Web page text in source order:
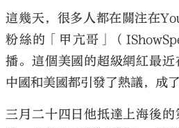
這幾天，很多人都在關注在
粉絲的「甲亢哥」（
播。這個美國的超級網紅最
中國和美國都引發了熱議，成
三月二十四日他抵達上海後